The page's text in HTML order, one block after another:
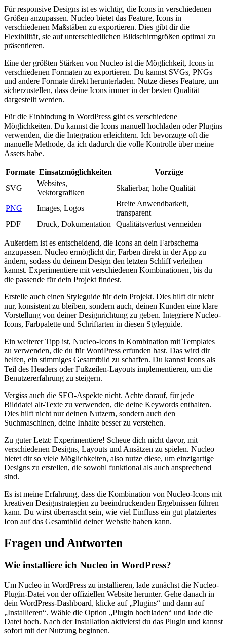
Für​ responsive Designs ist es wichtig, die Icons‍ in verschiedenen
Größen ​anzupassen. Nucleo ⁣bietet das ⁣Feature, ‍Icons in
verschiedenen Maßstäben zu exportieren. Dies gibt ​dir die ​
Flexibilität, sie ‍auf ⁣unterschiedlichen Bildschirmgrößen optimal zu
präsentieren.
Eine der größten Stärken von⁣ Nucleo ist die Möglichkeit, Icons in
verschiedenen ‍Formaten zu exportieren. Du kannst ⁣SVGs, PNGs⁣
und andere⁢ Formate⁢ direkt herunterladen. Nutze⁤ dieses ​Feature, ⁢um⁤
sicherzustellen, dass deine Icons immer in der besten Qualität
dargestellt werden.
Für die Einbindung in WordPress‍ gibt es verschiedene
Möglichkeiten. ⁣Du kannst ‌die Icons manuell hochladen oder Plugins
verwenden, ⁣die die Integration ⁤erleichtern. Ich ⁤bevorzuge oft die
manuelle Methode, da ich dadurch ⁣die volle ‌Kontrolle über meine
⁣Assets ‍habe.
Formate Einsatzmöglichkeiten
Vorzüge
SVG
Websites,
Vektorgrafiken
Skalierbar, hohe‌ Qualität
PNG Images,​ Logos
Breite Anwendbarkeit,‌
transparent
PDF
Druck,​ Dokumentation Qualitätsverlust vermeiden
Außerdem ⁤ist es ​entscheidend,⁢ die Icons an ​dein Farbschema ​
anzupassen. ⁤Nucleo ermöglicht dir, Farben‌ direkt in der App ‌zu
ändern, sodass du deinem⁣ Design⁣ den letzten Schliff verleihen
kannst. Experimentiere mit verschiedenen Kombinationen, ⁣bis ⁢du‌
die passende für dein Projekt findest.
Erstelle auch einen Styleguide für‌ dein Projekt. Dies hilft ⁣dir ⁤nicht‍
nur, ‌konsistent zu bleiben, sondern auch, deinen Kunden eine klare
Vorstellung von deiner Designrichtung zu geben. ​Integriere Nucleo-
Icons, Farbpalette ‌und Schriftarten in diesen Styleguide.
Ein weiterer Tipp ist,‌ Nucleo-Icons in Kombination mit Templates
zu verwenden, die du​ für ‌WordPress erfunden hast. Das ⁣wird ⁤dir
⁣helfen, ein ⁤stimmiges Gesamtbild‍ zu‌ schaffen. Du kannst Icons⁤ als⁤
Teil des ⁣Headers oder Fußzeilen-Layouts⁤ implementieren, um die
Benutzererfahrung zu​ steigern.
Vergiss auch ⁤die​ SEO-Aspekte nicht. Achte ⁣darauf, für jede
Bilddatei alt-Texte zu ⁤verwenden, die deine Keywords enthalten.
Dies ‍hilft nicht nur deinen Nutzern, ⁤sondern auch den
⁤Suchmaschinen, deine Inhalte besser zu verstehen.
Zu guter Letzt: Experimentiere! Scheue ​dich nicht davor, mit
verschiedenen Designs, Layouts und ‌Ansätzen zu spielen. Nucleo
‍bietet dir so‍ viele Möglichkeiten,⁤ also⁢ nutze diese, ⁤um einzigartige
Designs ⁢zu erstellen, die sowohl funktional‍ als auch ansprechend
sind.
Es⁣ ist meine Erfahrung, dass die Kombination ⁤von Nucleo-Icons mit​
kreativen ⁤Designstrategien zu beeindruckenden ​Ergebnissen führen
kann.​ Du wirst überrascht⁤ sein, wie​ viel ‌Einfluss ein gut platziertes
Icon auf das Gesamtbild deiner Website⁣ haben kann.
Fragen und Antworten
Wie installiere ich Nucleo in WordPress?
Um Nucleo ⁣in WordPress zu installieren, lade zunächst die ‌Nucleo-
Plugin-Datei von ⁤der offiziellen Website herunter. Gehe danach in
dein WordPress-Dashboard, ​klicke auf „Plugins“ und ‌dann ⁣auf
„Installieren“. Wähle die ​Option „Plugin hochladen“ und lade die
Datei hoch. Nach der⁢ Installation​ aktivierst du das Plugin und kannst
‍sofort ⁤mit der Nutzung ⁣beginnen.